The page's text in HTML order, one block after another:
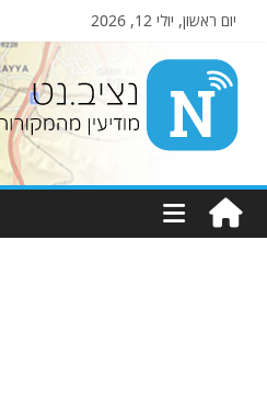
יום ראשון, יולי 12, 2026
Nziv.net
מודיעין
מהמקורות